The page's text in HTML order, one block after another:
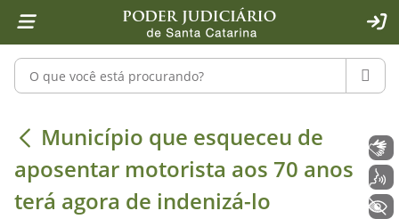
1 Ir para o conteúdo
2 Ir para a ferramenta de acessibilidade - Rybená
4 Ir para o menu principal
5 Ir para a pesquisa
6 Ir para o rodapé
7 Ir para a página inicial
Pesquisar no portal
Município que esqueceu de
Município que esqueceu de
aposentar motorista aos 70 anos
terá agora de indenizá-lo
Libras
Voz
+ Acessibilidade